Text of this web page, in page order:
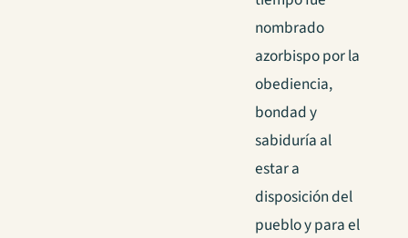
nombrado
azorbispo por la
obediencia,
bondad y
sabiduría al
estar a
disposición del
pueblo y para el